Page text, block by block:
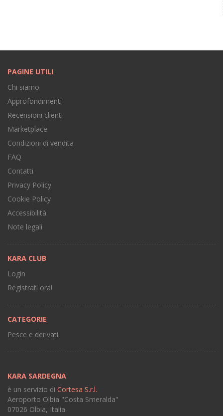
PAGINE UTILI
Chi siamo
Approfondimenti
Recensioni clienti
Marketplace
Condizioni di vendita
FAQ
Contatti
Privacy Policy
Cookie Policy
Accessibilità
Note legali
KARA CLUB
Login
Registrati ora!
CATEGORIE
Pesce e derivati
KARA SARDEGNA
è un servizio di Cortesa S.r.l.
Aeroporto Olbia "Costa Smeralda"
07026 Olbia, Italia